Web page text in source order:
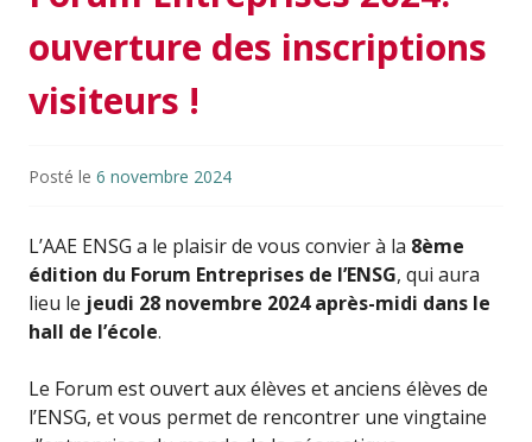
ouverture des inscriptions
visiteurs !
Posté le 6 novembre 2024
L’AAE ENSG a le plaisir de vous convier à la 8ème
édition du Forum Entreprises de l’ENSG, qui aura
lieu le jeudi 28 novembre 2024 après-midi dans le
hall de l’école.
Le Forum est ouvert aux élèves et anciens élèves de
l’ENSG, et vous permet de rencontrer une vingtaine